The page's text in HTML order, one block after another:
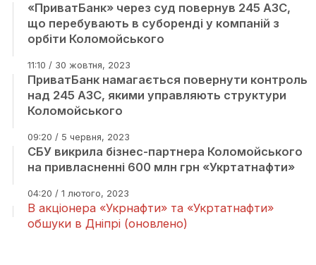
«ПриватБанк» через суд повернув 245 АЗС,
що перебувають в суборенді у компаній з
орбіти Коломойського
11:10 / 30 жовтня, 2023
ПриватБанк намагається повернути контроль
над 245 АЗС, якими управляють структури
Коломойського
09:20 / 5 червня, 2023
СБУ викрила бізнес-партнера Коломойського
на привласненні 600 млн грн «Укртатнафти»
04:20 / 1 лютого, 2023
В акціонера «Укрнафти» та «Укртатнафти»
обшуки в Дніпрі (оновлено)